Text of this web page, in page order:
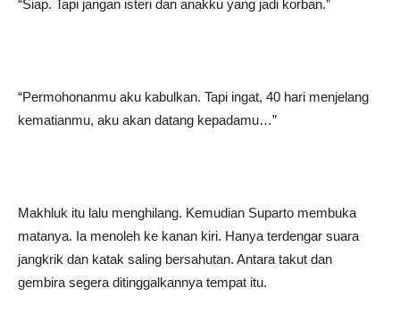
“Siap. Tapi jangan isteri dan anakku yang jadi korban.”
“Permohonanmu aku kabulkan. Tapi ingat, 40 hari menjelang
kematianmu, aku akan datang kepadamu…”
Makhluk itu lalu menghilang. Kemudian Suparto membuka
matanya. Ia menoleh ke kanan kiri. Hanya terdengar suara
jangkrik dan katak saling bersahutan. Antara takut dan
gembira segera ditinggalkannya tempat itu.